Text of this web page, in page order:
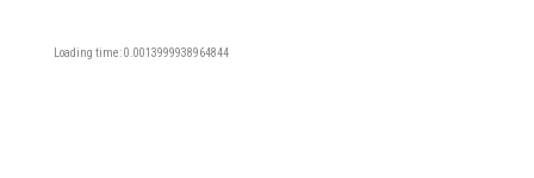
Loading time: 0.0013999938964844